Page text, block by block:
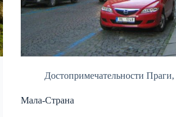
Достопримечательности Праги,
Мала-Страна